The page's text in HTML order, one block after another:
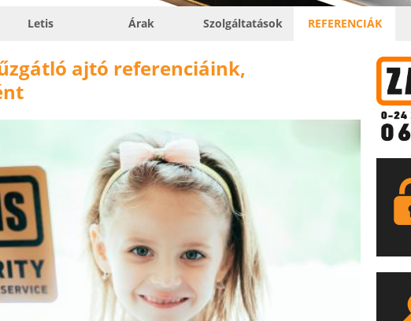
Letis Árak Szolgáltatások REFERENCIÁK
ajtó referenciáink,